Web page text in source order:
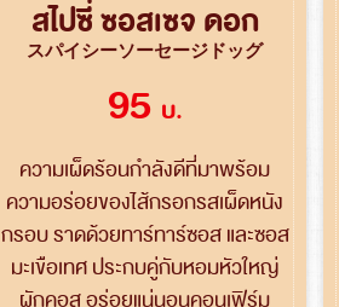
สไปซี่ ซอสเซจ ดอก
スパイシーソーセージドッグ
95 บ.
ความเผ็ดร้อนกำลังดีที่มาพร้อม
ความอร่อยของไส้กรอกรสเผ็ดหนัง
กรอบ ราดด้วยทาร์ทาร์ซอส และซอส
มะเขือเทศ ประกบคู่กับหอมหัวใหญ่
ผักคอส อร่อยแน่นอนคอนเฟิร์ม